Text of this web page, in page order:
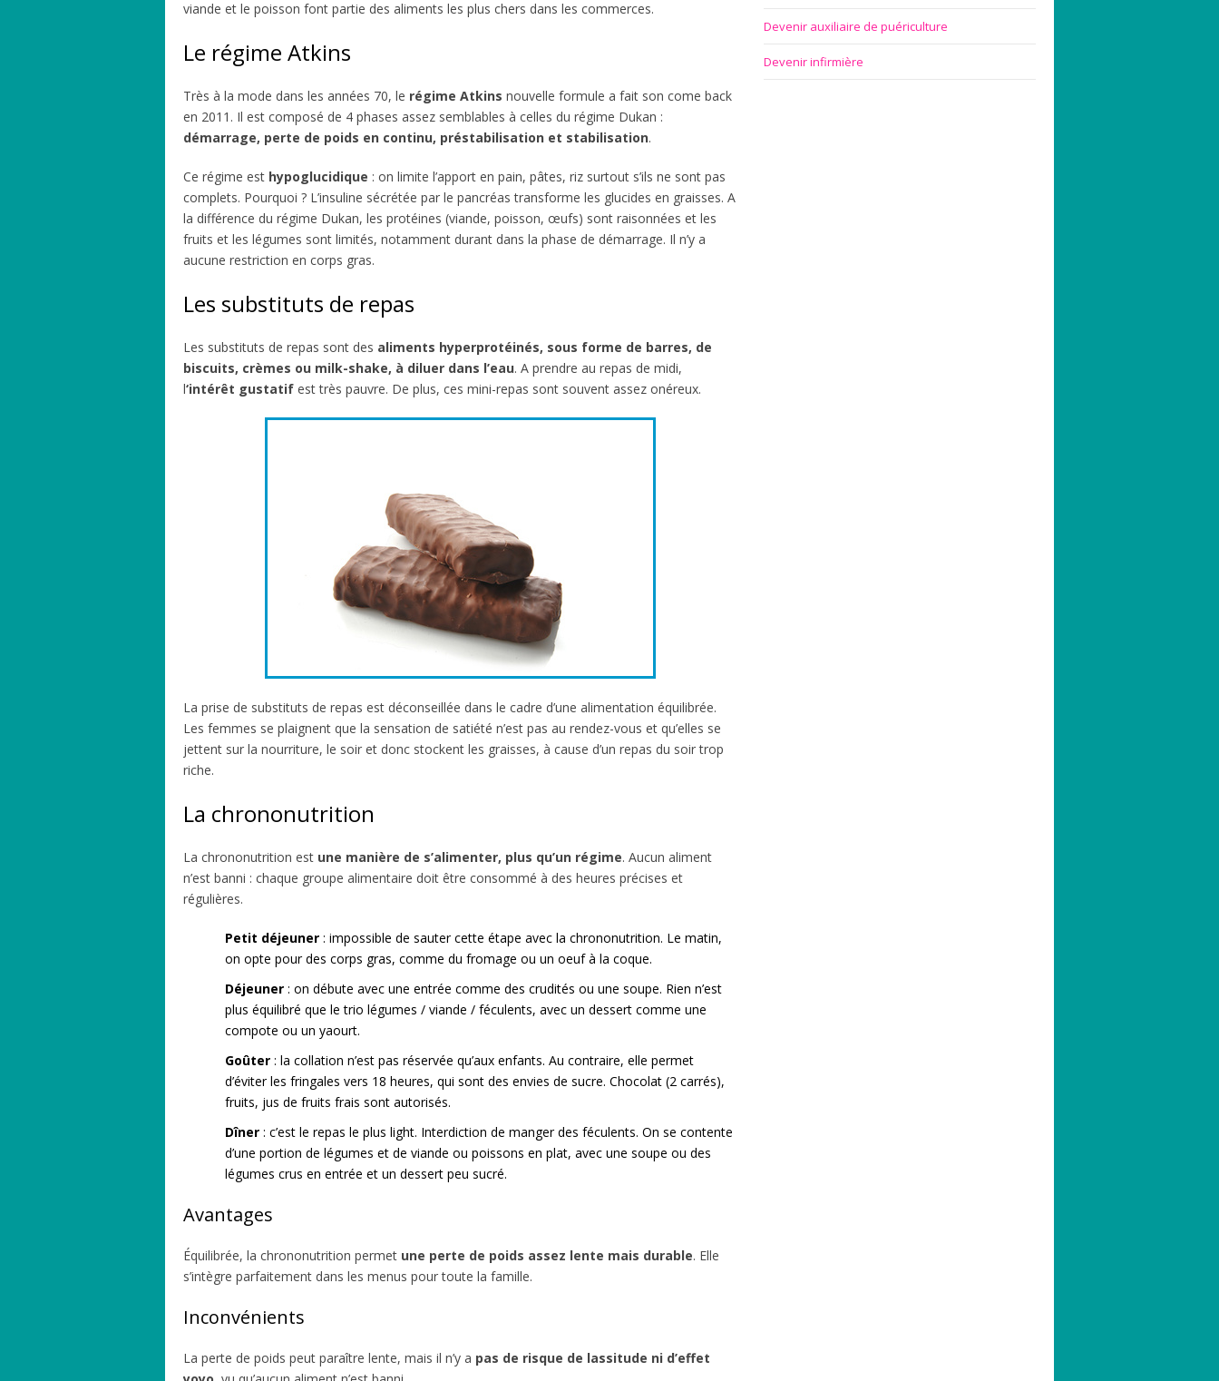
viande et le poisson font partie des aliments les plus chers dans les commerces.
Le régime Atkins
Très à la mode dans les années 70, le régime Atkins nouvelle formule a fait son come back
en 2011. Il est composé de 4 phases assez semblables à celles du régime Dukan :
démarrage, perte de poids en continu, préstabilisation et stabilisation.
Ce régime est hypoglucidique : on limite l’apport en pain, pâtes, riz surtout s’ils ne sont pas
complets. Pourquoi ? L’insuline sécrétée par le pancréas transforme les glucides en graisses. A
la différence du régime Dukan, les protéines (viande, poisson, œufs) sont raisonnées et les
fruits et les légumes sont limités, notamment durant dans la phase de démarrage. Il n’y a
aucune restriction en corps gras.
Les substituts de repas
Les substituts de repas sont des aliments hyperprotéinés, sous forme de barres, de
biscuits, crèmes ou milk-shake, à diluer dans l’eau. A prendre au repas de midi,
l‘intérêt gustatif est très pauvre. De plus, ces mini-repas sont souvent assez onéreux.
La prise de substituts de repas est déconseillée dans le cadre d’une alimentation équilibrée.
Les femmes se plaignent que la sensation de satiété n’est pas au rendez-vous et qu’elles se
jettent sur la nourriture, le soir et donc stockent les graisses, à cause d’un repas du soir trop
riche.
La chrononutrition
La chrononutrition est une manière de s’alimenter, plus qu’un régime. Aucun aliment
n’est banni : chaque groupe alimentaire doit être consommé à des heures précises et
régulières.
Petit déjeuner : impossible de sauter cette étape avec la chrononutrition. Le matin,
on opte pour des corps gras, comme du fromage ou un oeuf à la coque.
Déjeuner : on débute avec une entrée comme des crudités ou une soupe. Rien n’est
plus équilibré que le trio légumes / viande / féculents, avec un dessert comme une
compote ou un yaourt.
Goûter : la collation n’est pas réservée qu’aux enfants. Au contraire, elle permet
d’éviter les fringales vers 18 heures, qui sont des envies de sucre. Chocolat (2 carrés),
fruits, jus de fruits frais sont autorisés.
Dîner : c’est le repas le plus light. Interdiction de manger des féculents. On se contente
d’une portion de légumes et de viande ou poissons en plat, avec une soupe ou des
légumes crus en entrée et un dessert peu sucré.
Avantages
Équilibrée, la chrononutrition permet une perte de poids assez lente mais durable. Elle
s’intègre parfaitement dans les menus pour toute la famille.
Inconvénients
La perte de poids peut paraître lente, mais il n’y a pas de risque de lassitude ni d’effet
Devenir auxiliaire de puériculture
Devenir infirmière